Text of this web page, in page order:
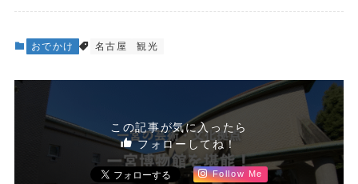
おでかけ 名古屋 観光
この記事が気に入ったら
フォローしてね！
Follow Me